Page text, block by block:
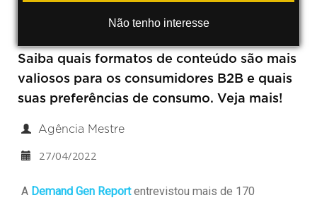
Não tenho interesse
Compradores B2B
Saiba quais formatos de conteúdo são mais
valiosos para os consumidores B2B e quais
suas preferências de consumo. Veja mais!
Agência Mestre
27/04/2022
A Demand Gen Reportentrevistou mais de 170